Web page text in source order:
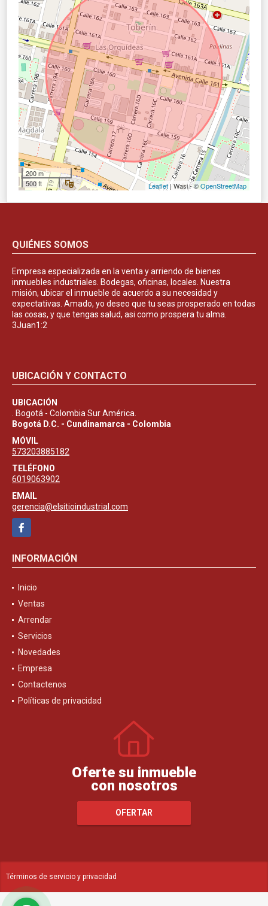
200 m
500 ft
Leaflet | Wasi - ©OpenStreetMap
QUIÉNES SOMOS
Empresa especializada en la venta y arriendo de bienes
inmuebles industriales. Bodegas, oficinas, locales. Nuestra
misión, ubicar el inmueble de acuerdo a su necesidad y
expectativas. Amado, yo deseo que tu seas prosperado en todas
las cosas, y que tengas salud, asi como prospera tu alma.
3Juan1:2
UBICACIÓN Y CONTACTO
UBICACIÓN
. Bogotá - Colombia Sur América.
Bogotá D.C. - Cundinamarca - Colombia
MÓVIL
573203885182
TELÉFONO
6019063902
EMAIL
gerencia@elsitioindustrial.com
Facebook
INFORMACIÓN
Inicio
Ventas
Arrendar
Servicios
Novedades
Empresa
Contactenos
Políticas de privacidad
Oferte su inmueble
con nosotros
OFERTAR
Términos de servicio y privacidad